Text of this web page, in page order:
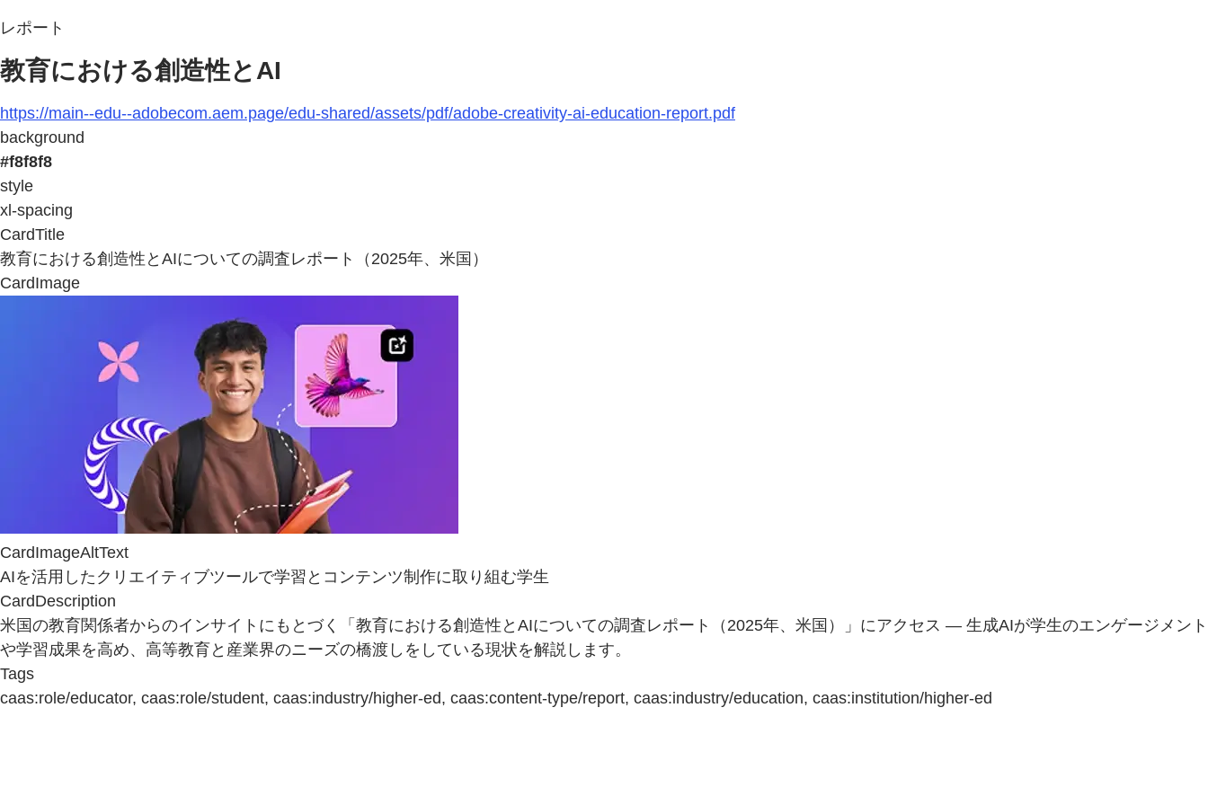
レポート
教育における創造性とAI
https://main--edu--adobecom.aem.page/edu-shared/assets/pdf/adobe-creativity-ai-education-report.pdf
background
#f8f8f8
style
xl-spacing
CardTitle
教育における創造性とAIについての調査レポート（2025年、米国）
CardImage
CardImageAltText
AIを活用したクリエイティブツールで学習とコンテンツ制作に取り組む学生
CardDescription
米国の教育関係者からのインサイトにもとづく「教育における創造性とAIについての調査レポート（2025年、米国）」にアクセス — 生成AIが学生のエンゲージメント
や学習成果を高め、高等教育と産業界のニーズの橋渡しをしている現状を解説します。
Tags
caas:role/educator, caas:role/student, caas:industry/higher-ed, caas:content-type/report, caas:industry/education, caas:institution/higher-ed